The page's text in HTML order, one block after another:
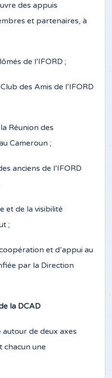
des appuis
et partenaires, à
de l’IFORD ;
des Amis de l’IFORD
Réunion des
Cameroun ;
anciens de l’IFORD
et de la visibilité
;
et d’appui au
par la Direction
la DCAD
autour de deux axes
une